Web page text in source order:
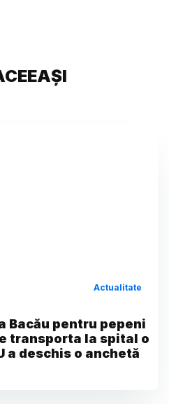
Actualitate
Bacău pentru pepeni
transporta la spital o
a deschis o anchetă